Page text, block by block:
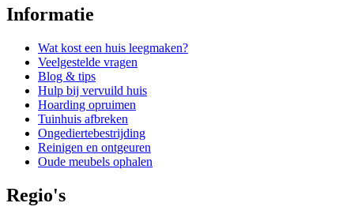
Informatie
Wat kost een huis leegmaken?
Veelgestelde vragen
Blog & tips
Hulp bij vervuild huis
Hoarding opruimen
Tuinhuis afbreken
Ongediertebestrijding
Reinigen en ontgeuren
Oude meubels ophalen
Regio's